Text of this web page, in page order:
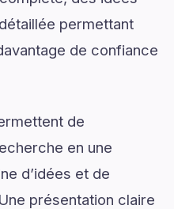
permettant
de confiance
de
en une
d’idées et de
présentation claire